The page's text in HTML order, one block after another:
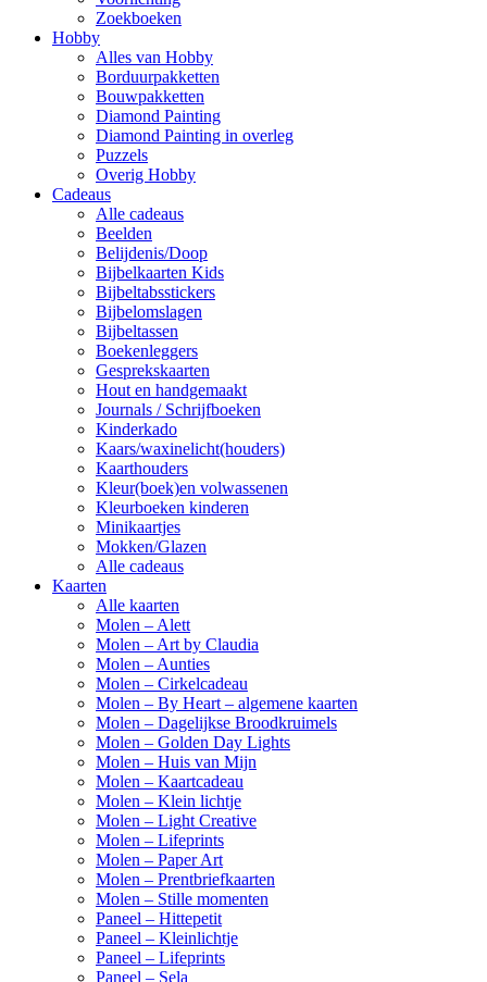
Zoekboeken
Hobby
Alles van Hobby
Borduurpakketten
Bouwpakketten
Diamond Painting
Diamond Painting in overleg
Puzzels
Overig Hobby
Cadeaus
Alle cadeaus
Beelden
Belijdenis/Doop
Bijbelkaarten Kids
Bijbeltabsstickers
Bijbelomslagen
Bijbeltassen
Boekenleggers
Gesprekskaarten
Hout en handgemaakt
Journals / Schrijfboeken
Kinderkado
Kaars/waxinelicht(houders)
Kaarthouders
Kleur(boek)en volwassenen
Kleurboeken kinderen
Minikaartjes
Mokken/Glazen
Alle cadeaus
Kaarten
Alle kaarten
Molen – Alett
Molen – Art by Claudia
Molen – Aunties
Molen – Cirkelcadeau
Molen – By Heart – algemene kaarten
Molen – Dagelijkse Broodkruimels
Molen – Golden Day Lights
Molen – Huis van Mijn
Molen – Kaartcadeau
Molen – Klein lichtje
Molen – Light Creative
Molen – Lifeprints
Molen – Paper Art
Molen – Prentbriefkaarten
Molen – Stille momenten
Paneel – Hittepetit
Paneel – Kleinlichtje
Paneel – Lifeprints
Paneel – Sela